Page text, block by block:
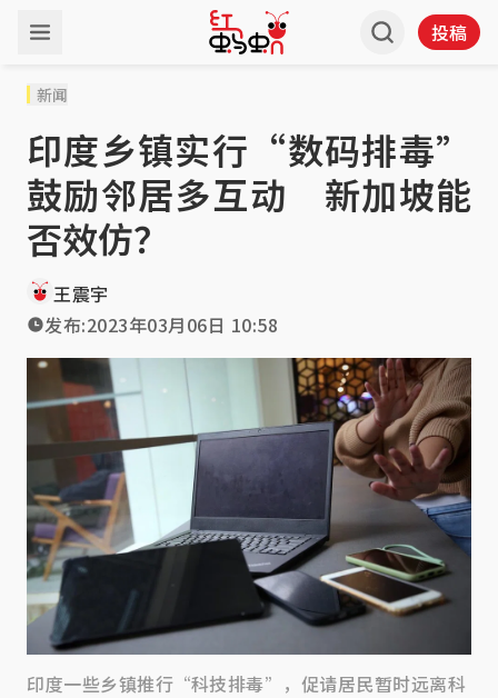
投稿
新闻
印度乡镇实行“数码排毒”
鼓励邻居多互动 新加坡能
否效仿？
王震宇
发布:2023年03月06日 10:58
印度一些乡镇推行“科技排毒”，促请居民暂时远离科